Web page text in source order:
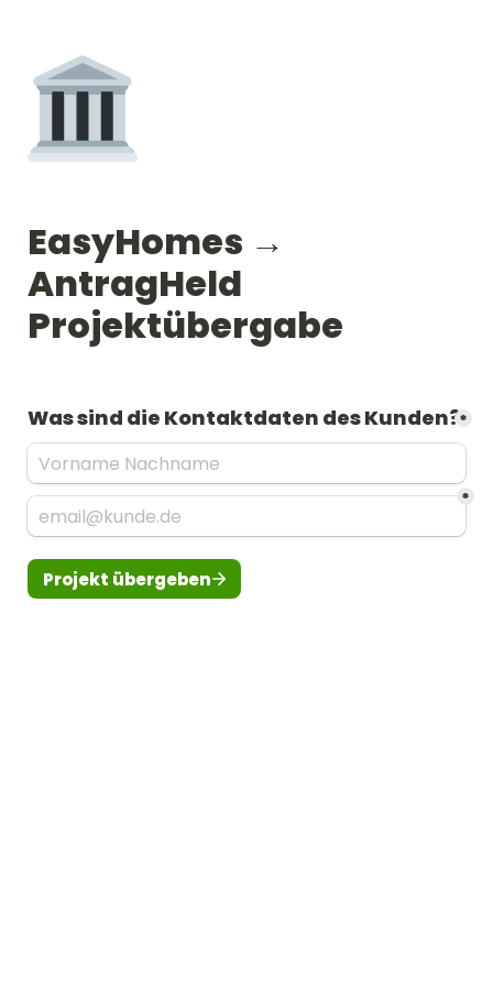
EasyHomes →
AntragHeld
Projektübergabe
Was sind die Kontaktdaten des Kunden?*
*
Projekt übergeben